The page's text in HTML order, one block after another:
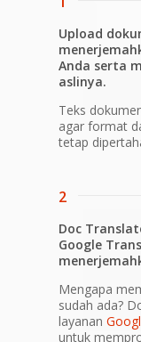
Upload
Anda serta
aslinya.
Teks
agar format
tetap
2
Doc
Google
Mengapa
sudah ada?
layanan
untuk